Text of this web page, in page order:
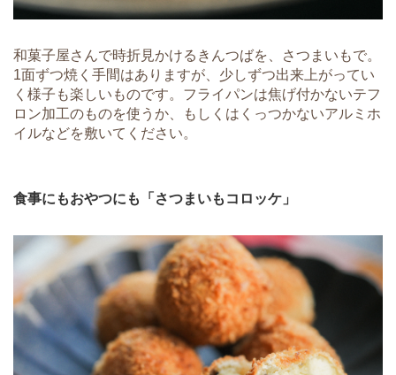
和菓子屋さんで時折見かけるきんつばを、さつまいもで。
1面ずつ焼く手間はありますが、少しずつ出来上がってい
く様子も楽しいものです。フライパンは焦げ付かないテフ
ロン加工のものを使うか、もしくはくっつかないアルミホ
イルなどを敷いてください。
食事にもおやつにも「さつまいもコロッケ」